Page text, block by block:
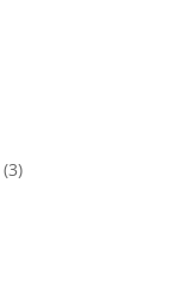
(3)